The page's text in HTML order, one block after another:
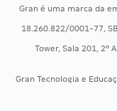
Concursos Saúde
Residência
Gran é uma marca da
18.260.822/0001-77,
Tower, Sala 201, 2º
Gran Tecnologia e